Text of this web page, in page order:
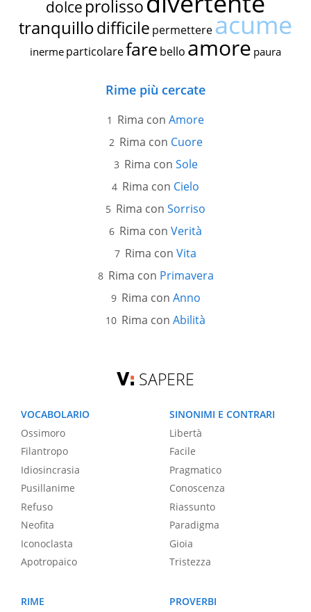
dolce prolisso
tranquillodifficile permettereacume
inerme particolarefare bello amore paura
Rime più cercate
Rima con Amore
Rima con Cuore
Rima con Sole
Rima con Cielo
Rima con Sorriso
Rima con Verità
Rima con Vita
Rima con Primavera
Rima con Anno
Rima con Abilità
SAPERE
VOCABOLARIO
Ossimoro
Filantropo
Idiosincrasia
Pusillanime
Refuso
Neofita
Iconoclasta
Apotropaico
SINONIMI E CONTRARI
Libertà
Facile
Pragmatico
Conoscenza
Riassunto
Paradigma
Gioia
Tristezza
RIME
PROVERBI